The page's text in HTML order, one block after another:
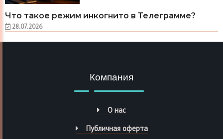
Что такое режим инкогнито в Телеграмме?
28.07.2026
Компания
О нас
Публичная оферта